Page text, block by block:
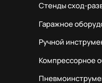
Стенды сход-
Гаражное
Ручной
Компрессорное